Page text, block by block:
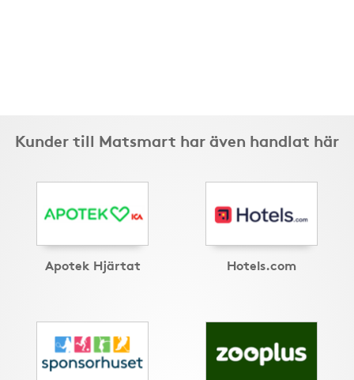
Kunder till Matsmart har även handlat här
Apotek Hjärtat Hotels.com